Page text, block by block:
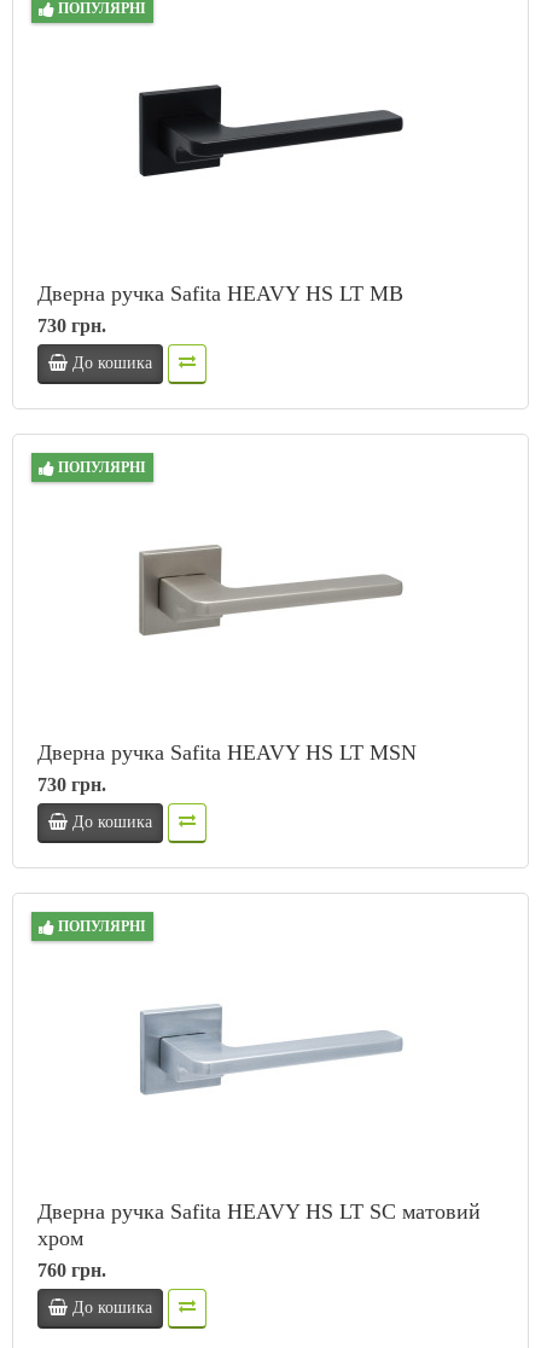
ПОПУЛЯРНІ
Дверна ручка Safita HEAVY HS LT MB
730 грн.
До кошика
ПОПУЛЯРНІ
Дверна ручка Safita HEAVY HS LT MSN
730 грн.
До кошика
ПОПУЛЯРНІ
Дверна ручка Safita HEAVY HS LT SC матовий
хром
760 грн.
До кошика